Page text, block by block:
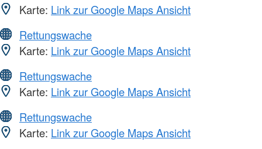
Karte: Link zur Google Maps Ansicht
Rettungswache
Karte: Link zur Google Maps Ansicht
Rettungswache
Karte: Link zur Google Maps Ansicht
Rettungswache
Karte: Link zur Google Maps Ansicht